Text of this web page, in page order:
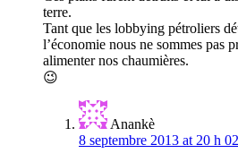
terre.
Tant que les lobbying pétroliers
l’économie nous ne sommes pas
alimenter nos chaumières.
😉
Anankè
8 septembre 2013 at 20 h